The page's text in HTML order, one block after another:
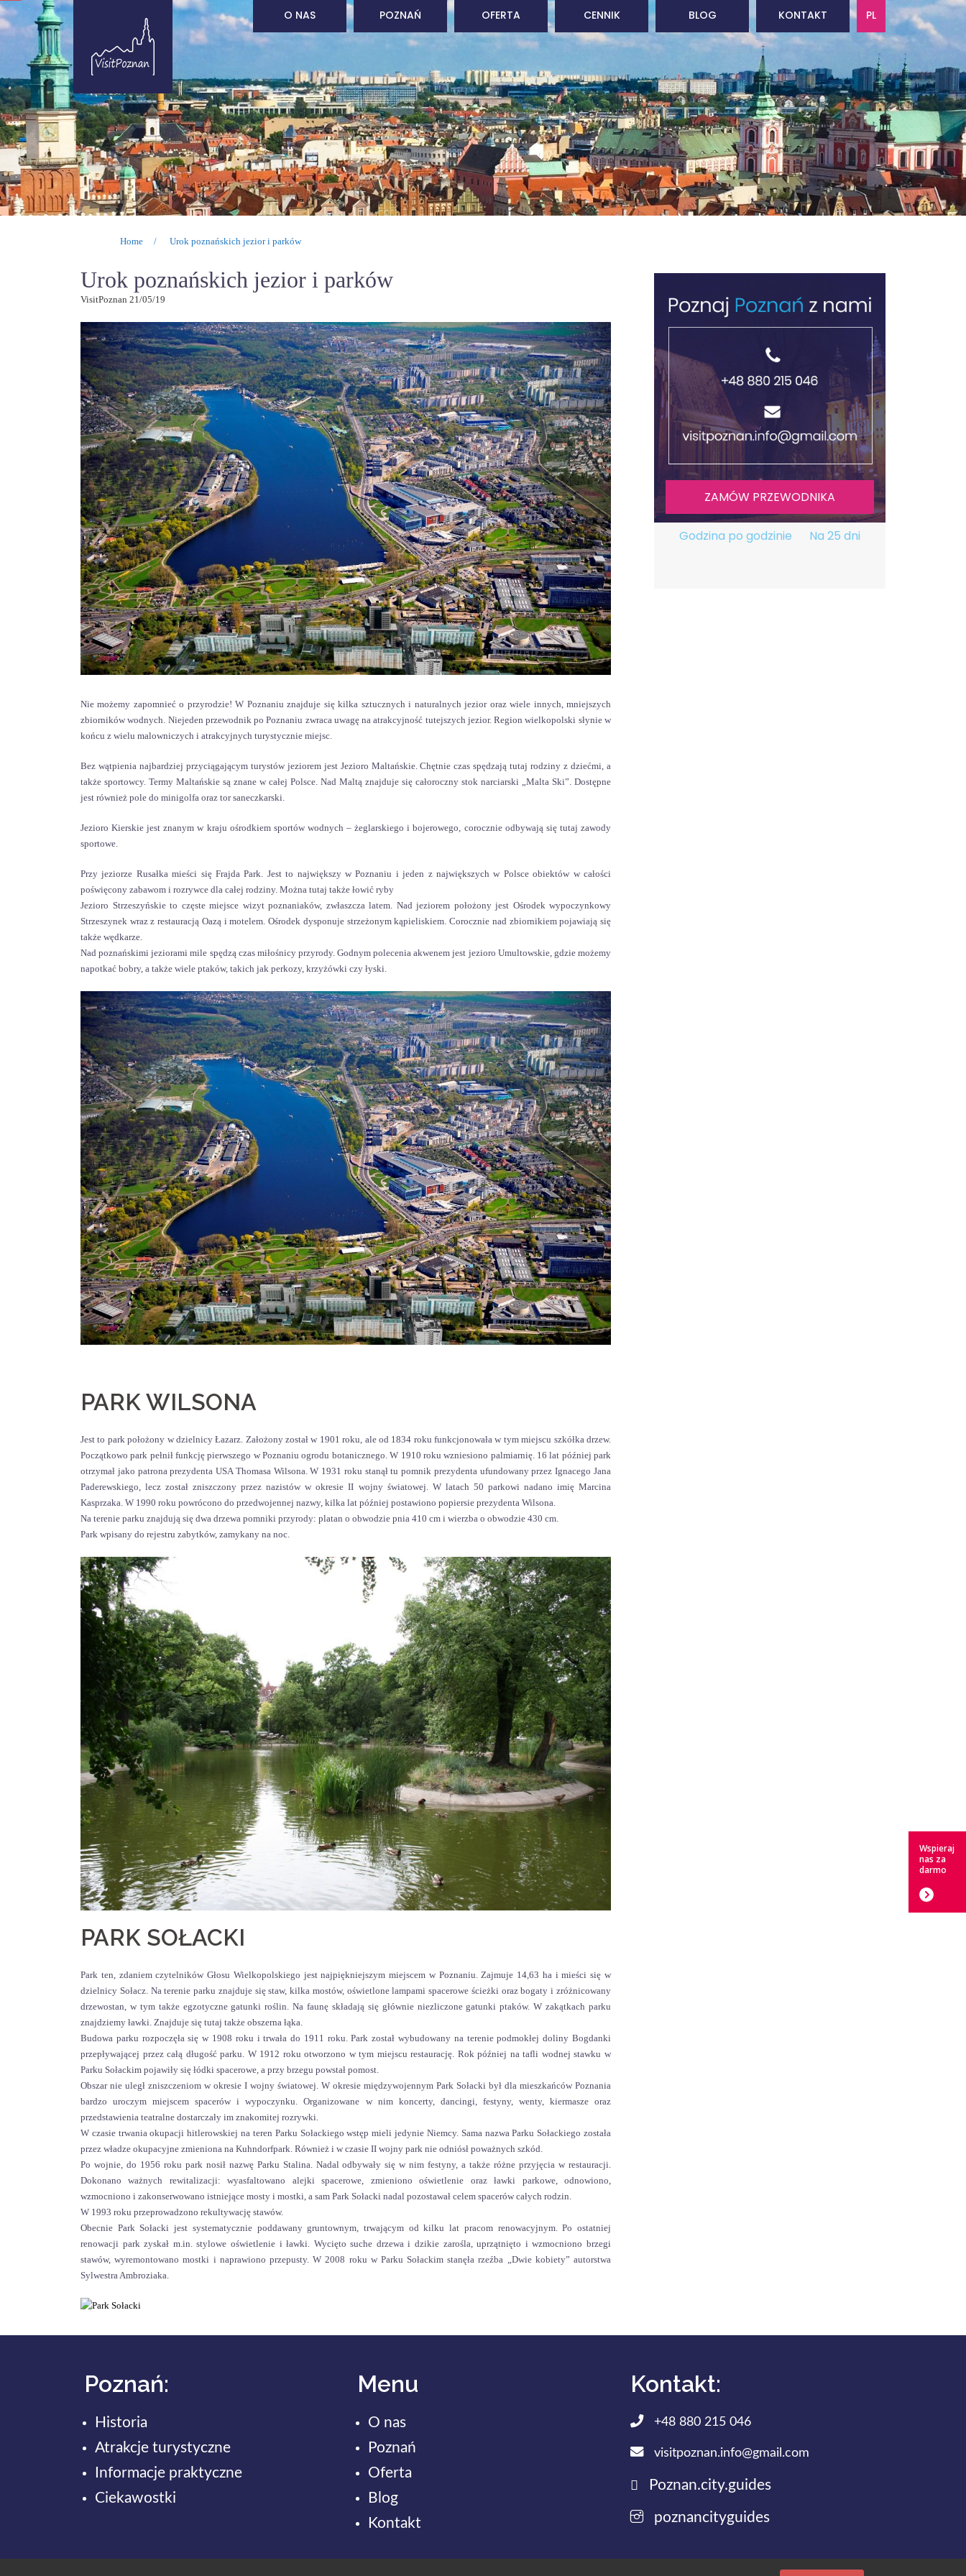
Przejdź
do
O NAS POZNAŃ OFERTA CENNIK BLOG KONTAKT PL
Home / Urok poznańskich jezior i parków
Urok poznańskich jezior i parków
VisitPoznan 21/05/19
Nie możemy zapomnieć o przyrodzie! W Poznaniu znajduje się kilka sztucznych i naturalnych jezior oraz wiele innych, mniejszych
zbiorników wodnych. Niejeden przewodnik po Poznaniu zwraca uwagę na atrakcyjność tutejszych jezior. Region wielkopolski słynie w
końcu z wielu malowniczych i atrakcyjnych turystycznie miejsc.
Bez wątpienia najbardziej przyciągającym turystów jeziorem jest Jezioro Maltańskie. Chętnie czas spędzają tutaj rodziny z dziećmi, a
także sportowcy. Termy Maltańskie są znane w całej Polsce. Nad Maltą znajduje się całoroczny stok narciarski „Malta Ski”. Dostępne
jest również pole do minigolfa oraz tor saneczkarski.
Jezioro Kierskie jest znanym w kraju ośrodkiem sportów wodnych – żeglarskiego i bojerowego, corocznie odbywają się tutaj zawody
sportowe.
Przy jeziorze Rusałka mieści się Frajda Park. Jest to największy w Poznaniu i jeden z największych w Polsce obiektów w całości
poświęcony zabawom i rozrywce dla całej rodziny. Można tutaj także łowić ryby
Jezioro Strzeszyńskie to częste miejsce wizyt poznaniaków, zwłaszcza latem. Nad jeziorem położony jest Ośrodek wypoczynkowy
Strzeszynek wraz z restauracją Oazą i motelem. Ośrodek dysponuje strzeżonym kąpieliskiem. Corocznie nad zbiornikiem pojawiają się
także wędkarze.
Nad poznańskimi jeziorami mile spędzą czas miłośnicy przyrody. Godnym polecenia akwenem jest jezioro Umultowskie, gdzie możemy
napotkać bobry, a także wiele ptaków, takich jak perkozy, krzyżówki czy łyski.
PARK WILSONA
Jest to park położony w dzielnicy Łazarz. Założony został w 1901 roku, ale od 1834 roku funkcjonowała w tym miejscu szkółka drzew.
Początkowo park pełnił funkcję pierwszego w Poznaniu ogrodu botanicznego. W 1910 roku wzniesiono palmiarnię. 16 lat później park
otrzymał jako patrona prezydenta USA Thomasa Wilsona. W 1931 roku stanął tu pomnik prezydenta ufundowany przez Ignacego Jana
Paderewskiego, lecz został zniszczony przez nazistów w okresie II wojny światowej. W latach 50 parkowi nadano imię Marcina
Kasprzaka. W 1990 roku powrócono do przedwojennej nazwy, kilka lat później postawiono popiersie prezydenta Wilsona.
Na terenie parku znajdują się dwa drzewa pomniki przyrody: platan o obwodzie pnia 410 cm i wierzba o obwodzie 430 cm.
Park wpisany do rejestru zabytków, zamykany na noc.
PARK SOŁACKI
Park ten, zdaniem czytelników Głosu Wielkopolskiego jest najpiękniejszym miejscem w Poznaniu. Zajmuje 14,63 ha i mieści się w
dzielnicy Sołacz. Na terenie parku znajduje się staw, kilka mostów, oświetlone lampami spacerowe ścieżki oraz bogaty i zróżnicowany
drzewostan, w tym także egzotyczne gatunki roślin. Na faunę składają się głównie niezliczone gatunki ptaków. W zakątkach parku
znajdziemy ławki. Znajduje się tutaj także obszerna łąka.
Budowa parku rozpoczęła się w 1908 roku i trwała do 1911 roku. Park został wybudowany na terenie podmokłej doliny Bogdanki
przepływającej przez całą długość parku. W 1912 roku otworzono w tym miejscu restaurację. Rok później na tafli wodnej stawku w
Parku Sołackim pojawiły się łódki spacerowe, a przy brzegu powstał pomost.
Obszar nie uległ zniszczeniom w okresie I wojny światowej. W okresie międzywojennym Park Sołacki był dla mieszkańców Poznania
bardzo uroczym miejscem spacerów i wypoczynku. Organizowane w nim koncerty, dancingi, festyny, wenty, kiermasze oraz
przedstawienia teatralne dostarczały im znakomitej rozrywki.
W czasie trwania okupacji hitlerowskiej na teren Parku Sołackiego wstęp mieli jedynie Niemcy. Sama nazwa Parku Sołackiego została
przez władze okupacyjne zmieniona na Kuhndorfpark. Również i w czasie II wojny park nie odniósł poważnych szkód.
Po wojnie, do 1956 roku park nosił nazwę Parku Stalina. Nadal odbywały się w nim festyny, a także różne przyjęcia w restauracji.
Dokonano ważnych rewitalizacji: wyasfaltowano alejki spacerowe, zmieniono oświetlenie oraz ławki parkowe, odnowiono,
wzmocniono i zakonserwowano istniejące mosty i mostki, a sam Park Sołacki nadal pozostawał celem spacerów całych rodzin.
W 1993 roku przeprowadzono rekultywację stawów.
Obecnie Park Sołacki jest systematycznie poddawany gruntownym, trwającym od kilku lat pracom renowacyjnym. Po ostatniej
renowacji park zyskał m.in. stylowe oświetlenie i ławki. Wycięto suche drzewa i dzikie zarośla, uprzątnięto i wzmocniono brzegi
stawów, wyremontowano mostki i naprawiono przepusty. W 2008 roku w Parku Sołackim stanęła rzeźba „Dwie kobiety” autorstwa
Sylwestra Ambroziaka.
ZAMÓW PRZEWODNIKA
Godzina po godzinie Na 25 dni
Poznań:
Historia
Atrakcje turystyczne
Informacje praktyczne
Ciekawostki
Menu
O nas
Poznań
Oferta
Blog
Kontakt
Kontakt:
+48 880 215 046
visitpoznan.info@gmail.com
Poznan.city.guides
poznancityguides
Wspieraj
nas za
darmo